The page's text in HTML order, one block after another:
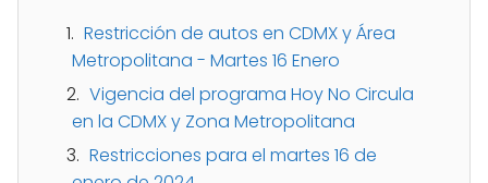
Restricción de autos en CDMX y Área
Metropolitana - Martes 16 Enero
Vigencia del programa Hoy No Circula
en la CDMX y Zona Metropolitana
Restricciones para el martes 16 de